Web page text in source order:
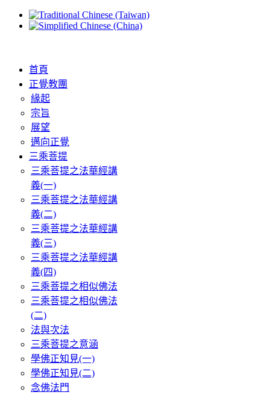
首頁
正覺教團
緣起
宗旨
展望
邁向正覺
三乘菩提
三乘菩提之法華經講
義(一)
三乘菩提之法華經講
義(二)
三乘菩提之法華經講
義(三)
三乘菩提之法華經講
義(四)
三乘菩提之相似佛法
三乘菩提之相似佛法
(二)
法與次法
三乘菩提之意涵
學佛正知見(一)
學佛正知見(二)
念佛法門